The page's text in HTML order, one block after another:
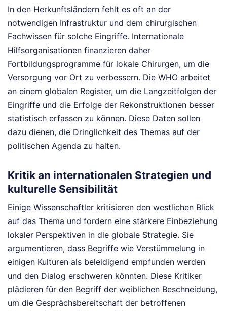
In den Herkunftsländern fehlt es oft an der
notwendigen Infrastruktur und dem chirurgischen
Fachwissen für solche Eingriffe. Internationale
Hilfsorganisationen finanzieren daher
Fortbildungsprogramme für lokale Chirurgen, um die
Versorgung vor Ort zu verbessern. Die WHO arbeitet
an einem globalen Register, um die Langzeitfolgen der
Eingriffe und die Erfolge der Rekonstruktionen besser
statistisch erfassen zu können. Diese Daten sollen
dazu dienen, die Dringlichkeit des Themas auf der
politischen Agenda zu halten.
Kritik an internationalen Strategien und
kulturelle Sensibilität
Einige Wissenschaftler kritisieren den westlichen Blick
auf das Thema und fordern eine stärkere Einbeziehung
lokaler Perspektiven in die globale Strategie. Sie
argumentieren, dass Begriffe wie Verstümmelung in
einigen Kulturen als beleidigend empfunden werden
und den Dialog erschweren könnten. Diese Kritiker
plädieren für den Begriff der weiblichen Beschneidung,
um die Gesprächsbereitschaft der betroffenen